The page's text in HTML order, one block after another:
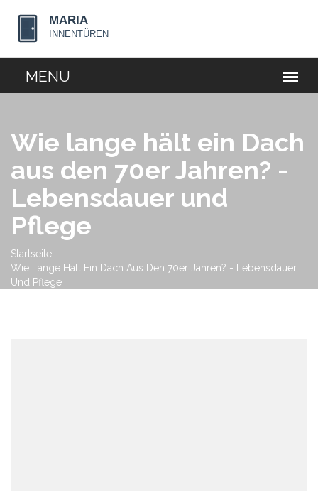
Wie lange hält ein Dach
aus den 70er Jahren? -
Lebensdauer und
Pflege
Startseite
Wie Lange Hält Ein Dach Aus Den 70er Jahren? - Lebensdauer
Und Pflege